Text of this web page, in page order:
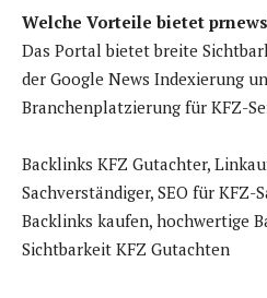
Welche Vorteile bietet
Das Portal bietet breite
der Google News Indexierung
Branchenplatzierung für KFZ-
Backlinks KFZ Gutachter,
Sachverständiger, SEO für KFZ-
Backlinks kaufen, hochwertige
Sichtbarkeit KFZ Gutachten